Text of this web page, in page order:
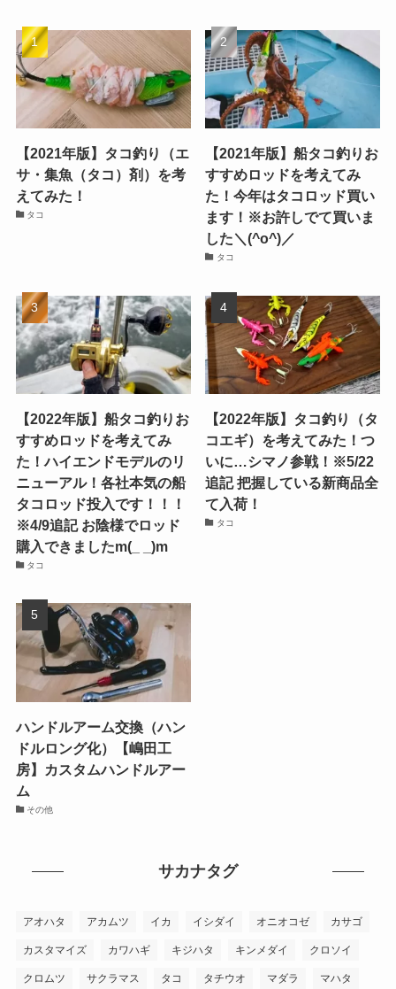
【2021年版】タコ釣り（エ
サ・集魚（タコ）剤）を考
えてみた！
タコ
【2021年版】船タコ釣りお
すすめロッドを考えてみ
た！今年はタコロッド買い
ます！※お許しでて買いま
した＼(^o^)／
タコ
【2022年版】船タコ釣りお
すすめロッドを考えてみ
た！ハイエンドモデルのリ
ニューアル！各社本気の船
タコロッド投入です！！！
※4/9追記 お陰様でロッド
購入できましたm(_ _)m
タコ
【2022年版】タコ釣り（タ
コエギ）を考えてみた！つ
いに…シマノ参戦！※5/22
追記 把握している新商品全
て入荷！
タコ
ハンドルアーム交換（ハン
ドルロング化）【嶋田工
房】カスタムハンドルアー
ム
その他
サカナタグ
アオハタ アカムツ イカ イシダイ オニオコゼ カサゴ
カスタマイズ カワハギ キジハタ キンメダイ クロソイ
クロムツ サクラマス タコ タチウオ マダラ マハタ